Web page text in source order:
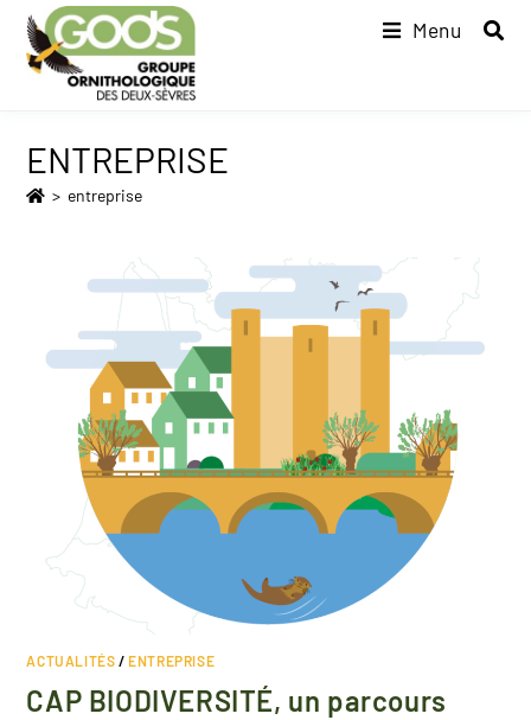
Menu
ENTREPRISE
> entreprise
ACTUALITÉS /ENTREPRISE
CAP BIODIVERSITÉ, un parcours